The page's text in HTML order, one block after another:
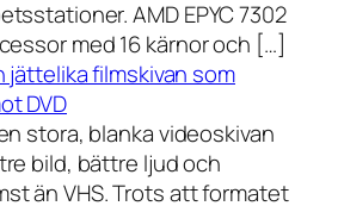
AMD EPYC 7302
med 16 kärnor och […]
jättelika filmskivan som
DVD
stora, blanka videoskivan
bild, bättre ljud och
än VHS. Trots att formatet